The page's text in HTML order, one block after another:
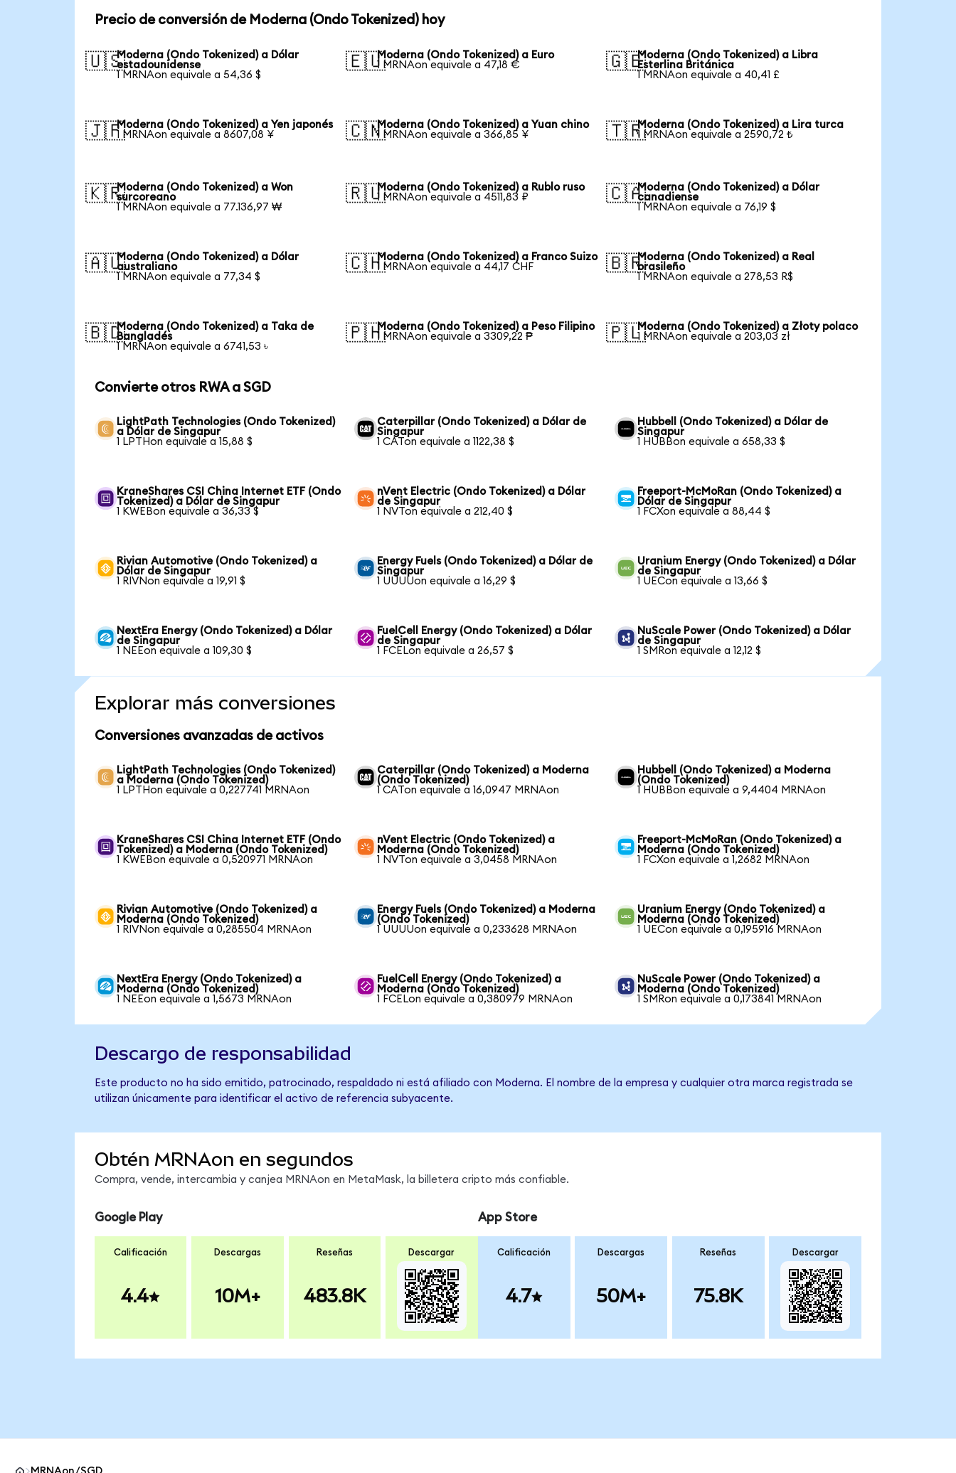
Precio de conversión de Moderna (Ondo Tokenized) hoy
🇺🇸Moderna (Ondo Tokenized) a Dólar
estadounidense
1 MRNAon equivale a 54,36 $
🇪🇺Moderna (Ondo Tokenized) a Euro
1 MRNAon equivale a 47,18 €
🇬🇧Moderna (Ondo Tokenized) a Libra
Esterlina Británica
1 MRNAon equivale a 40,41 £
🇯🇵Moderna (Ondo Tokenized) a Yen japonés
1 MRNAon equivale a 8607,08 ¥
🇨🇳Moderna (Ondo Tokenized) a Yuan chino
1 MRNAon equivale a 366,85 ¥
🇹🇷Moderna (Ondo Tokenized) a Lira turca
1 MRNAon equivale a 2590,72 ₺
🇰🇷Moderna (Ondo Tokenized) a Won
surcoreano
1 MRNAon equivale a 77.136,97 ₩
🇷🇺Moderna (Ondo Tokenized) a Rublo ruso
1 MRNAon equivale a 4511,83 ₽
🇨🇦Moderna (Ondo Tokenized) a Dólar
canadiense
1 MRNAon equivale a 76,19 $
🇦🇺Moderna (Ondo Tokenized) a Dólar
australiano
1 MRNAon equivale a 77,34 $
🇨🇭Moderna (Ondo Tokenized) a Franco Suizo
1 MRNAon equivale a 44,17 CHF
🇧🇷Moderna (Ondo Tokenized) a Real
brasileño
1 MRNAon equivale a 278,53 R$
🇧🇩Moderna (Ondo Tokenized) a Taka de
Bangladés
1 MRNAon equivale a 6741,53 ৳
🇵🇭Moderna (Ondo Tokenized) a Peso Filipino
1 MRNAon equivale a 3309,22 ₱
🇵🇱Moderna (Ondo Tokenized) a Złoty polaco
1 MRNAon equivale a 203,03 zł
Convierte otros RWA a SGD
LightPath Technologies (Ondo Tokenized)
a Dólar de Singapur
1 LPTHon equivale a 15,88 $
Caterpillar (Ondo Tokenized) a Dólar de
Singapur
1 CATon equivale a 1122,38 $
Hubbell (Ondo Tokenized) a Dólar de
Singapur
1 HUBBon equivale a 658,33 $
KraneShares CSI China Internet ETF (Ondo
Tokenized) a Dólar de Singapur
1 KWEBon equivale a 36,33 $
nVent Electric (Ondo Tokenized) a Dólar
de Singapur
1 NVTon equivale a 212,40 $
Freeport-McMoRan (Ondo Tokenized) a
Dólar de Singapur
1 FCXon equivale a 88,44 $
Rivian Automotive (Ondo Tokenized) a
Dólar de Singapur
1 RIVNon equivale a 19,91 $
Energy Fuels (Ondo Tokenized) a Dólar de
Singapur
1 UUUUon equivale a 16,29 $
Uranium Energy (Ondo Tokenized) a Dólar
de Singapur
1 UECon equivale a 13,66 $
NextEra Energy (Ondo Tokenized) a Dólar
de Singapur
1 NEEon equivale a 109,30 $
FuelCell Energy (Ondo Tokenized) a Dólar
de Singapur
1 FCELon equivale a 26,57 $
NuScale Power (Ondo Tokenized) a Dólar
de Singapur
1 SMRon equivale a 12,12 $
Explorar más conversiones
Conversiones avanzadas de activos
LightPath Technologies (Ondo Tokenized)
a Moderna (Ondo Tokenized)
1 LPTHon equivale a 0,227741 MRNAon
Caterpillar (Ondo Tokenized) a Moderna
(Ondo Tokenized)
1 CATon equivale a 16,0947 MRNAon
Hubbell (Ondo Tokenized) a Moderna
(Ondo Tokenized)
1 HUBBon equivale a 9,4404 MRNAon
KraneShares CSI China Internet ETF (Ondo
Tokenized) a Moderna (Ondo Tokenized)
1 KWEBon equivale a 0,520971 MRNAon
nVent Electric (Ondo Tokenized) a
Moderna (Ondo Tokenized)
1 NVTon equivale a 3,0458 MRNAon
Freeport-McMoRan (Ondo Tokenized) a
Moderna (Ondo Tokenized)
1 FCXon equivale a 1,2682 MRNAon
Rivian Automotive (Ondo Tokenized) a
Moderna (Ondo Tokenized)
1 RIVNon equivale a 0,285504 MRNAon
Energy Fuels (Ondo Tokenized) a Moderna
(Ondo Tokenized)
1 UUUUon equivale a 0,233628 MRNAon
Uranium Energy (Ondo Tokenized) a
Moderna (Ondo Tokenized)
1 UECon equivale a 0,195916 MRNAon
NextEra Energy (Ondo Tokenized) a
Moderna (Ondo Tokenized)
1 NEEon equivale a 1,5673 MRNAon
FuelCell Energy (Ondo Tokenized) a
Moderna (Ondo Tokenized)
1 FCELon equivale a 0,380979 MRNAon
NuScale Power (Ondo Tokenized) a
Moderna (Ondo Tokenized)
1 SMRon equivale a 0,173841 MRNAon
Descargo de responsabilidad
Este producto no ha sido emitido, patrocinado, respaldado ni está afiliado con Moderna. El nombre de la empresa y cualquier otra marca registrada se
utilizan únicamente para identificar el activo de referencia subyacente.
Obtén MRNAon en segundos
Compra, vende, intercambia y canjea MRNAon en MetaMask, la billetera cripto más confiable.
Google Play
Calificación
4.4
Descargas
10M+
Reseñas
483.8K
Descargar
App Store
Calificación
4.7
Descargas
50M+
Reseñas
75.8K
Descargar